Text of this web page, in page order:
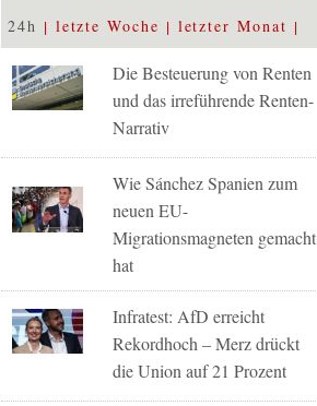
24h letzte Woche letzter Monat
Die Besteuerung von Renten
und das irreführende Renten-
Narrativ
Wie Sánchez Spanien zum
neuen EU-
Migrationsmagneten gemacht
hat
Infratest: AfD erreicht
Rekordhoch – Merz drückt
die Union auf 21 Prozent